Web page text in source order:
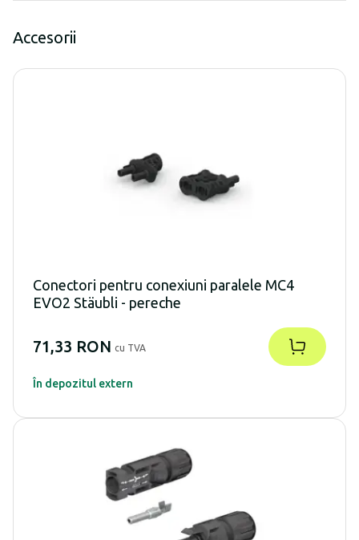
Accesorii
Conectori pentru conexiuni paralele MC4
EVO2 Stäubli - pereche
71,33 RON cu TVA
În depozitul extern